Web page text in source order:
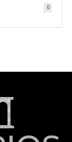
0